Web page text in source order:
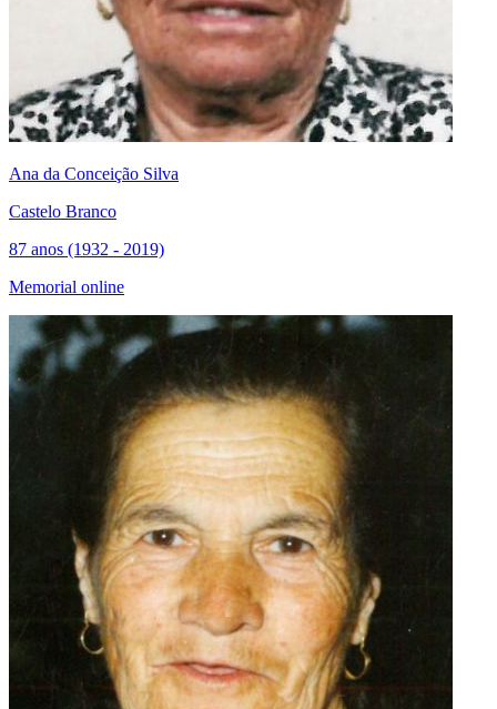
Ana da Conceição Silva
Castelo Branco
87 anos (1932 - 2019)
Memorial online